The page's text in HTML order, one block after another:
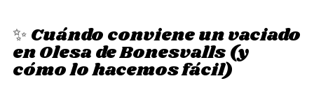
✨ Cuándo conviene un vaciado
en Olesa de Bonesvalls (y
cómo lo hacemos fácil)